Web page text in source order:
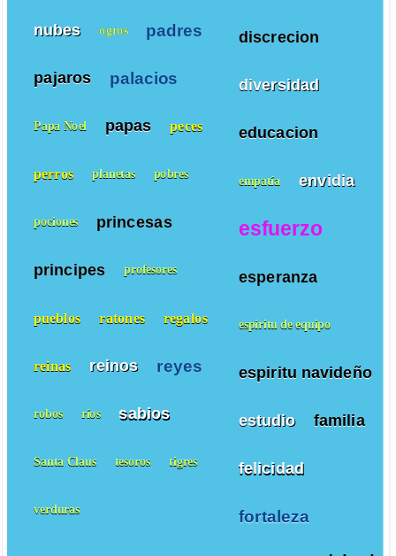
discrecion
diversidad
educacion
empatía envidia
esfuerzo
esperanza
espiritu de equipo
espiritu navideño
estudio familia
felicidad
fortaleza
nubes ogros padres
pajaros palacios
Papa Noel papas peces
perros planetas pobres
pociones princesas
principes profesores
pueblos ratones regalos
reinas reinos reyes
robos ríos sabios
Santa Claus tesoros tigres
verduras